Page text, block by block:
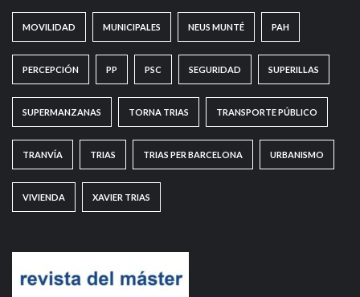
MOVILIDAD MUNICIPALES NEUS MUNTÉ PAH
PERCEPCIÓN PP PSC SEGURIDAD SUPERILLAS
SUPERMANZANAS TORNA TRIAS TRANSPORTE PÚBLICO
TRANVÍA TRIAS TRIAS PER BARCELONA URBANISMO
VIVIENDA XAVIER TRIAS